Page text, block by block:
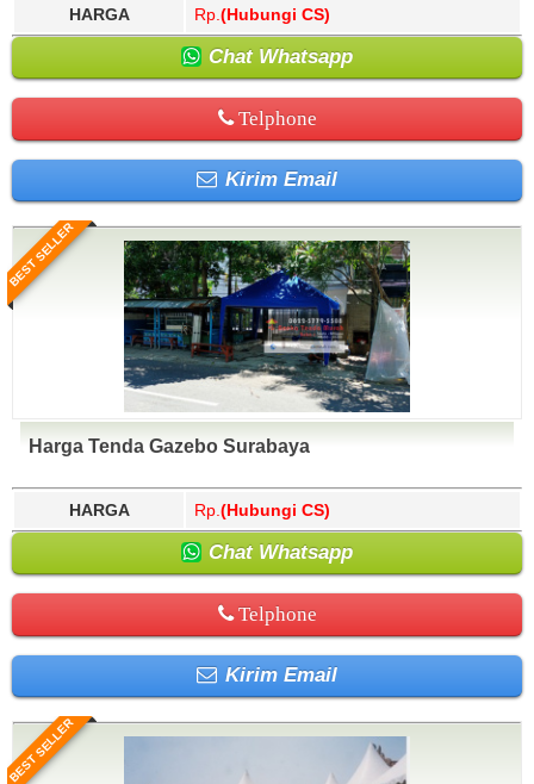
HARGA Rp. (Hubungi CS)
Chat Whatsapp
Telphone
Kirim Email
BEST SELLER
Harga Tenda Gazebo Surabaya
HARGA Rp. (Hubungi CS)
Chat Whatsapp
Telphone
Kirim Email
BEST SELLER